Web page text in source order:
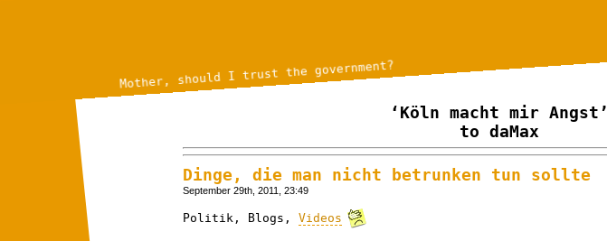
Mother, should I trust the government?
‘Köln macht mir Angst’
to daMax
Dinge, die man nicht betrunken tun sollte
September 29th, 2011, 23:49
Politik, Blogs, Videos